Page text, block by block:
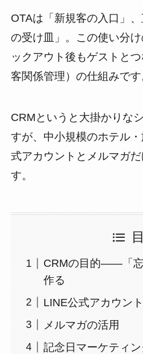
OTAは「新規客の入口」
の受け皿」。この使い分
ックアウト後もゲストと
客関係管理）の仕組みです
CRMというと大掛かりな
すが、中小規模のホテル
式アカウントとメルマガ
す。
CRMの目的——「
作る
LINE公式アカウン
メルマガの活用
記念日マーケティ